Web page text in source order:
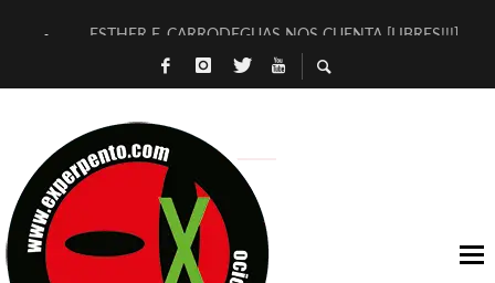
ESTHER F. CARRODEGUAS NOS CUENTA [LIBRES!!!]
[TERRA DE GUAPES] DE SANDRA MONFORT
TIMBRE 4, LA ESCUELA DEL DIRECTOR TEATRAL CLAUDIO
30 AÑOS (NO ES NADA) DE LA KATARSIS DEL TOMATAZO
MILITARES JUDÍAS EN #EXVITA
D’BALDOMEROS REINVENTAN [BITÁCORA 3.0] EN EXVITA